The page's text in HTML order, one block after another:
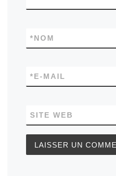
NOM
*
E-MAIL
*
SITE WEB